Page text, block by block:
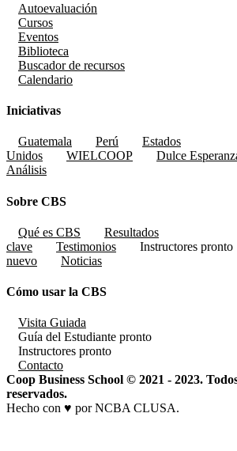
Autoevaluación
Cursos
Eventos
Biblioteca
Buscador de recursos
Calendario
Iniciativas
Guatemala Perú
Estados
Unidos
WIELCOOP Dulce
Análisis
Sobre CBS
Qué es CBS
Resultados
clave
Testimonios Instructores pronto
nuevo
Noticias
Cómo usar la CBS
Visita Guiada
Guía del Estudiante pronto
Instructores pronto
Contacto
Coop Business School © 2021 - 2023.
reservados.
Hecho con ♥ por NCBA CLUSA.